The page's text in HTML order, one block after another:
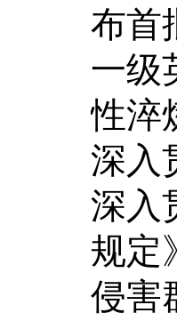
布首
一级
性淬
深入
深入
规定
侵害